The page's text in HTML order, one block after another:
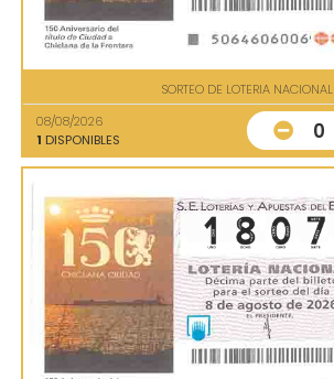
SORTEO DE LOTERIA NACIONAL
08/08/2026
1 DISPONIBLES 0